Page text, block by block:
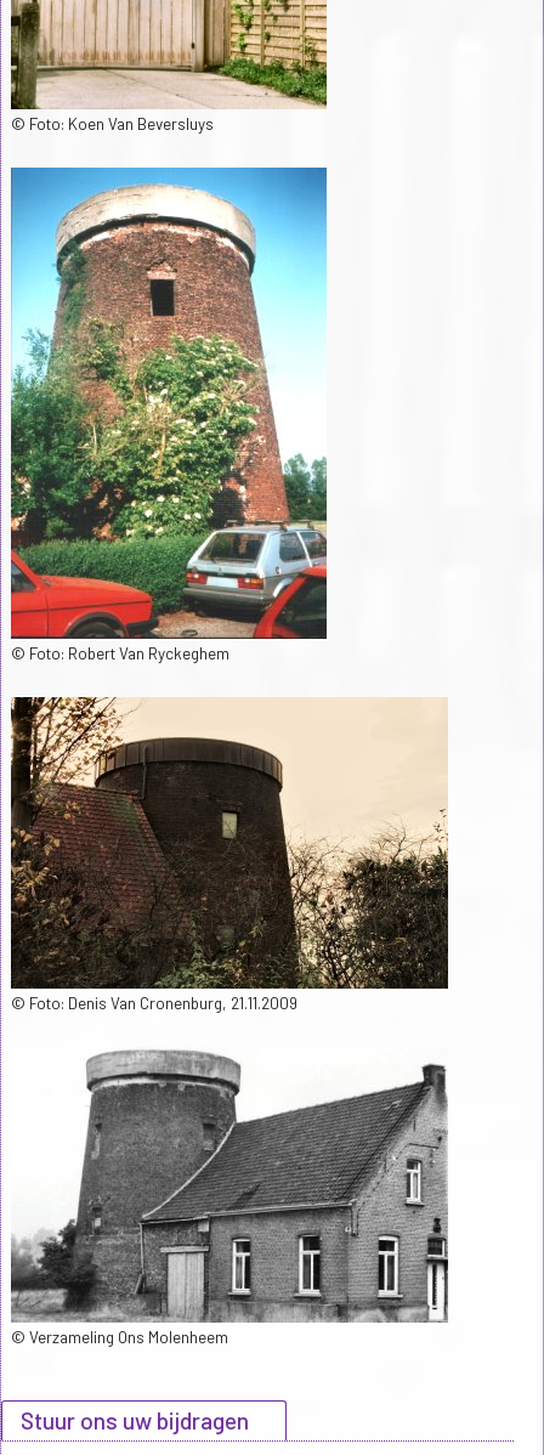
© Foto: Koen Van Beversluys
© Foto: Robert Van Ryckeghem
© Foto: Denis Van Cronenburg, 21.11.2009
© Verzameling Ons Molenheem
Stuur ons uw bijdragen